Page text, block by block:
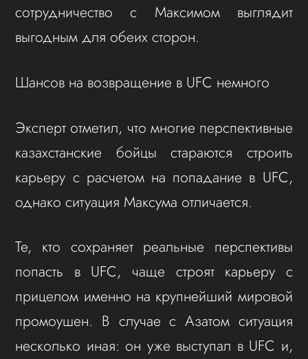
сотрудничество с Максимом выглядит
выгодным для обеих сторон.
Шансов на возвращение в UFC немного
Эксперт отметил, что многие перспективные
казахстанские бойцы стараются строить
карьеру с расчетом на попадание в UFC,
однако ситуация Максума отличается.
Те, кто сохраняет реальные перспективы
попасть в UFC, чаще строят карьеру с
прицелом именно на крупнейший мировой
промоушен. В случае с Азатом ситуация
несколько иная: он уже выступал в UFC и,